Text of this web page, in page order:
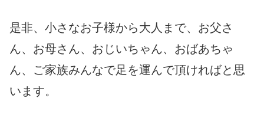
是非、小さなお子様から大人まで、お父さ
ん、お母さん、おじいちゃん、おばあちゃ
ん、ご家族みんなで足を運んで頂ければと思
います。